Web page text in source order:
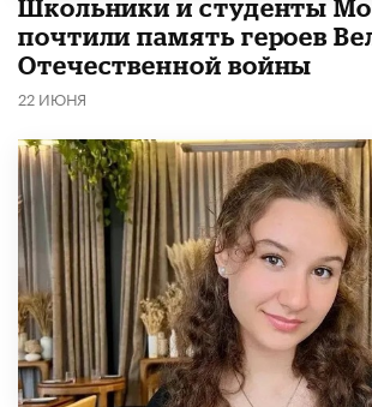
Школьники и студенты
почтили память героев
Отечественной войны
22 ИЮНЯ